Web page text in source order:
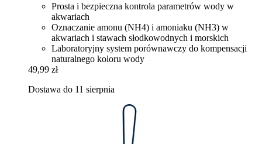
Prosta i bezpieczna kontrola parametrów wody w
akwariach
Oznaczanie amonu (NH4) i amoniaku (NH3) w
akwariach i stawach słodkowodnych i morskich
Laboratoryjny system porównawczy do kompensacji
naturalnego koloru wody
49,99 zł
Dostawa do 11 sierpnia